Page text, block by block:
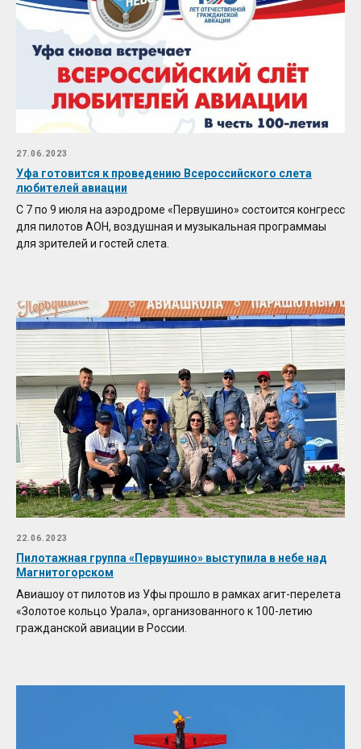
27.06.2023
Уфа готовится к проведению Всероссийского слета
любителей авиации
С 7 по 9 июля на аэродроме «Первушино» состоится конгресс
для пилотов АОН, воздушная и музыкальная программаы
для зрителей и гостей слета.
22.06.2023
Пилотажная группа «Первушино» выступила в небе над
Магнитогорском
Авиашоу от пилотов из Уфы прошло в рамках агит-перелета
«Золотое кольцо Урала», организованного к 100-летию
гражданской авиации в России.